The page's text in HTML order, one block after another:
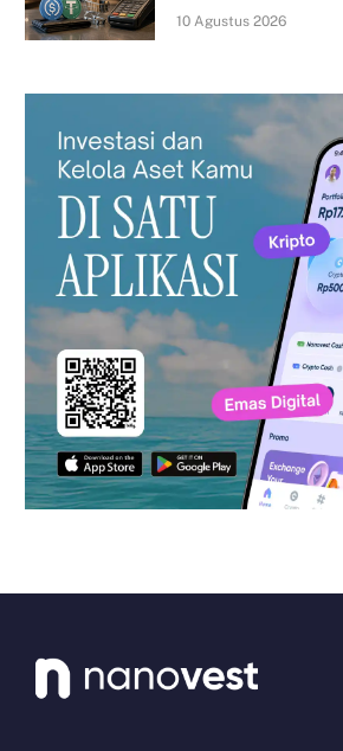
10 Agustus 2026